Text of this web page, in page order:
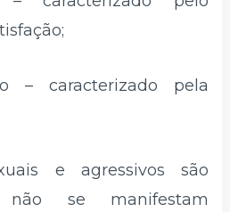
– caracterizado pela
e agressivos são
se manifestam